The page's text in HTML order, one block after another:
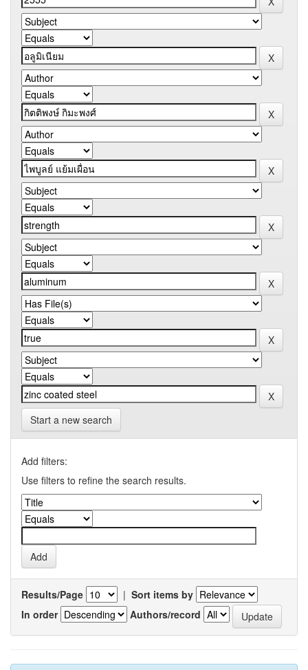
Start a new search
Add filters:
Use filters to refine the search results.
Results/Page | Sort items by
In order
Authors/record